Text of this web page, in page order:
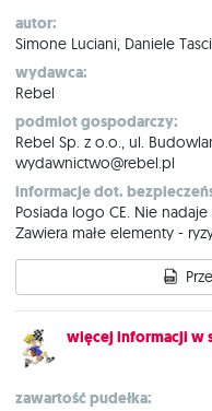
autor:
Simone Luciani, Daniele
wydawca:
Rebel
podmiot gospodarczy:
Rebel Sp. z o.o., ul.
wydawnictwo@rebel.pl
informacje dot.
Posiada logo CE. Nie
Zawiera małe elementy -
więcej informacji w
zawartość pudełka: